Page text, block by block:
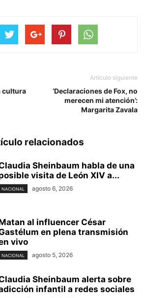
cultura
Artículo siguiente
‘Declaraciones de Fox, no
merecen mi atención’:
Margarita Zavala
relacionados
Sheinbaum habla de una
visita de León XIV a...
NACIONAL agosto 6, 2026
al influencer César
en plena transmisión
vivo
NACIONAL agosto 5, 2026
Sheinbaum alerta sobre
infantil a redes sociales